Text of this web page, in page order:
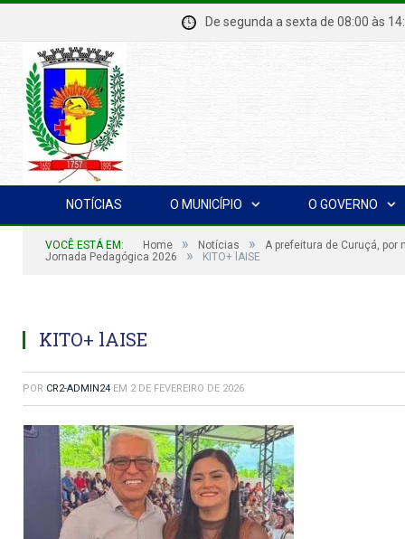
De segunda a sexta de 08:00
NOTÍCIAS O MUNICÍPIO O GOVERNO
VOCÊ ESTÁ EM: Home » Notícias »
A prefeitura de Curuçá, por
Jornada Pedagógica 2026
» KITO+ lAISE
KITO+ lAISE
POR CR2-ADMIN24 EM 2 DE FEVEREIRO DE 2026